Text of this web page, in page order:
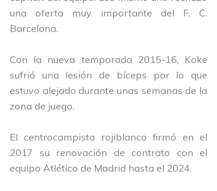
una oferta muy importante del F. C.
Barcelona.
Con la nueva temporada 2015-16, Koke
sufrió una lesión de bíceps por lo que
estuvo alejado durante unas semanas de la
zona de juego.
El centrocampista rojiblanco firmó en el
2017 su renovación de contrato con el
equipo Atlético de Madrid hasta el 2024.